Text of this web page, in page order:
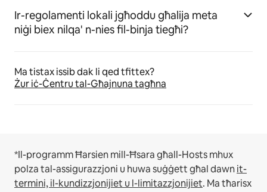
Ir-regolamenti lokali jgħoddu għalija meta
niġi biex nilqa' n-nies fil-binja tiegħi?
Ma tistax issib dak li qed tfittex?
Żur iċ-Ċentru tal-Għajnuna tagħna
*Il-programm Ħarsien mill-Ħsara għall-Hosts mhux
polza tal-assigurazzjoni u huwa suġġett għal dawnit-
termini, il-kundizzjonijiet u l-limitazzjonijiet. Ma tħarisx